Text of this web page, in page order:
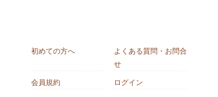
初めての方へ
よくある質問・お問合
せ
会員規約 ログイン